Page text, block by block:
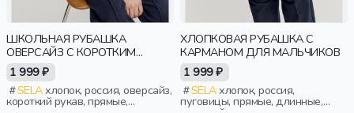
ШКОЛЬНАЯ РУБАШКА
ОВЕРСАЙЗ С КОРОТКИМ
РУКАВОМ ДЛЯ МАЛЬЧИКОВ
1 999 ₽
SELAхлопок, россия, оверсайз,
короткий рукав, прямые,
ХЛОПКОВАЯ РУБАШКА С
КАРМАНОМ ДЛЯ МАЛЬЧИКОВ
1 999 ₽
SELAхлопок, россия,
пуговицы, прямые, длинные,